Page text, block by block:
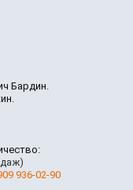
Бардин.
936-02-90